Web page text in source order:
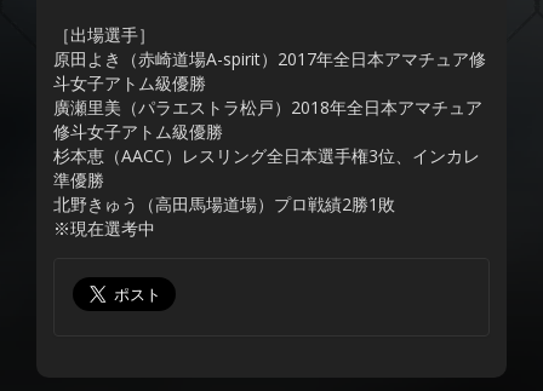
［出場選手］
原田よき（赤崎道場A-spirit）2017年全日本アマチュア修
斗女子アトム級優勝
廣瀬里美（パラエストラ松戸）2018年全日本アマチュア
修斗女子アトム級優勝
杉本恵（AACC）レスリング全日本選手権3位、インカレ
準優勝
北野きゅう（高田馬場道場）プロ戦績2勝1敗
※現在選考中